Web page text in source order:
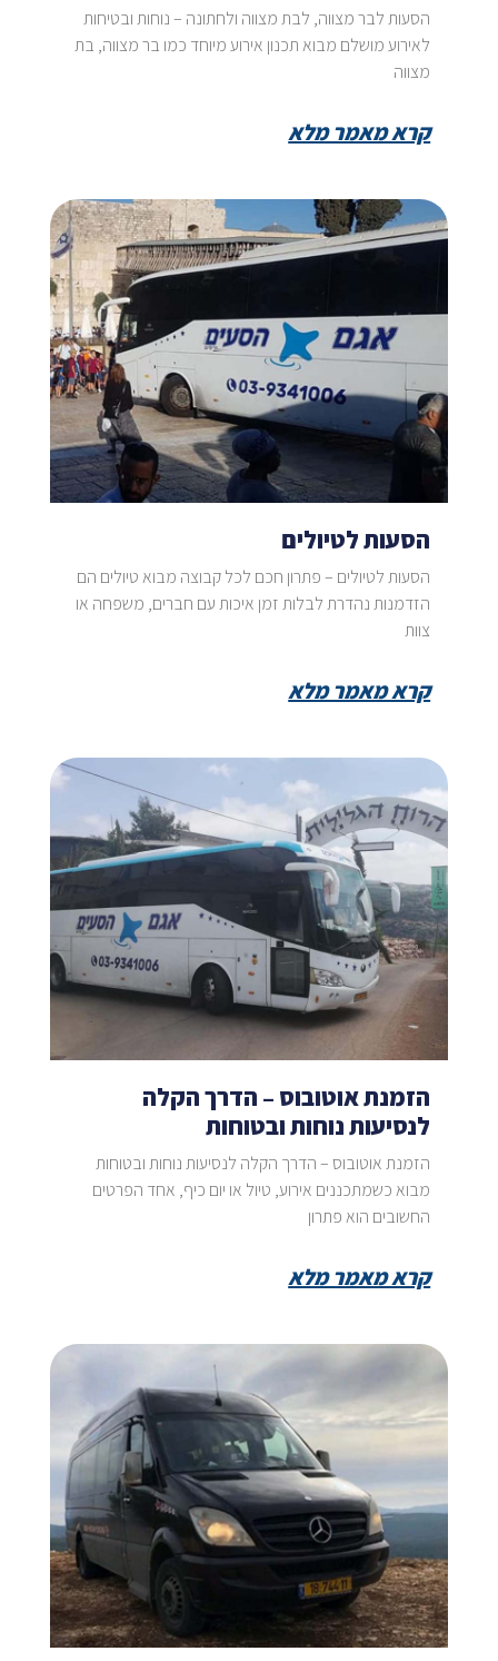
הסעות לבר מצווה, לבת מצווה ולחתונה – נוחות ובטיחות
לאירוע מושלם מבוא תכנון אירוע מיוחד כמו בר מצווה, בת
מצווה
קרא מאמר מלא
הסעות לטיולים
הסעות לטיולים – פתרון חכם לכל קבוצה מבוא טיולים הם
הזדמנות נהדרת לבלות זמן איכות עם חברים, משפחה או
צוות
קרא מאמר מלא
הזמנת אוטובוס – הדרך הקלה
לנסיעות נוחות ובטוחות
הזמנת אוטובוס – הדרך הקלה לנסיעות נוחות ובטוחות
מבוא כשמתכננים אירוע, טיול או יום כיף, אחד הפרטים
החשובים הוא פתרון
קרא מאמר מלא